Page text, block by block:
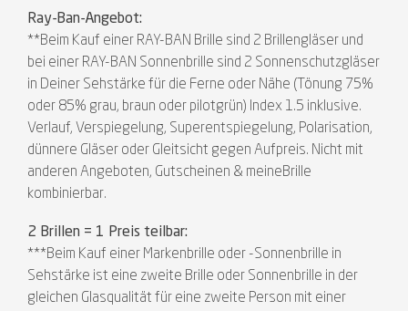
Ray-Ban-Angebot:
**Beim Kauf einer RAY-BAN Brille sind 2 Brillengläser und
bei einer RAY-BAN Sonnenbrille sind 2 Sonnenschutzgläser
in Deiner Sehstärke für die Ferne oder Nähe (Tönung 75%
oder 85% grau, braun oder pilotgrün) Index 1.5 inklusive.
Verlauf, Verspiegelung, Superentspiegelung, Polarisation,
dünnere Gläser oder Gleitsicht gegen Aufpreis. Nicht mit
anderen Angeboten, Gutscheinen & meineBrille
kombinierbar.
2 Brillen = 1 Preis teilbar:
***Beim Kauf einer Markenbrille oder -Sonnenbrille in
Sehstärke ist eine zweite Brille oder Sonnenbrille in der
gleichen Glasqualität für eine zweite Person mit einer